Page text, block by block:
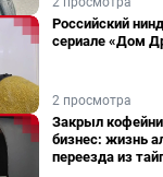
Российский
сериале «Дом
2 просмотра
Закрыл
бизнес: жизнь
переезда из